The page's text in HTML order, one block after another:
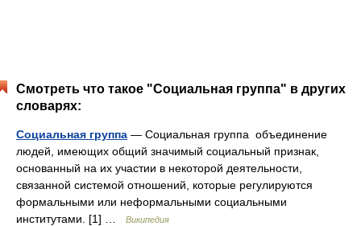
Смотреть что такое "Социальная группа" в других
словарях:
Социальная группа — Социальная группа объединение
людей, имеющих общий значимый социальный признак,
основанный на их участии в некоторой деятельности,
связанной системой отношений, которые регулируются
формальными или неформальными социальными
институтами. [1] …
Википедия